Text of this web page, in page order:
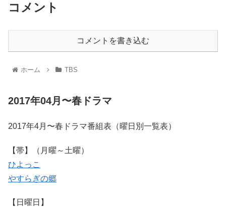
コメント
コメントを書き込む
ホーム TBS
2017年04月〜春ドラマ
2017年4月〜春ドラマ番組表（曜日別一覧表）
【帯】（月曜～土曜）
ひよっこ
やすらぎの郷
【日曜日】